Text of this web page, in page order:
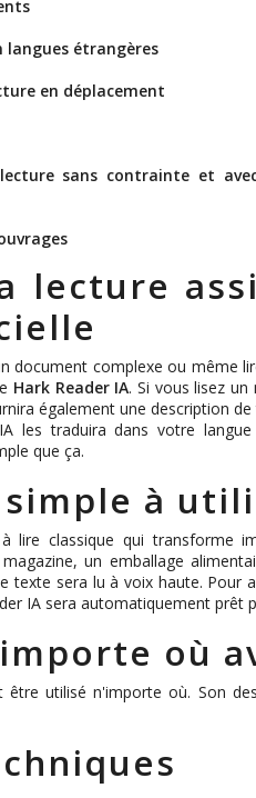
langues étrangères
en déplacement
sans contrainte et
lecture
document complexe ou même
Hark Reader IA. Si vous lisez un
également une description
les traduira dans votre
que ça.
à
lire classique qui transforme
un emballage
texte sera lu à voix haute. Pour
IA sera automatiquement prêt
où
utilisé n'importe où. Son